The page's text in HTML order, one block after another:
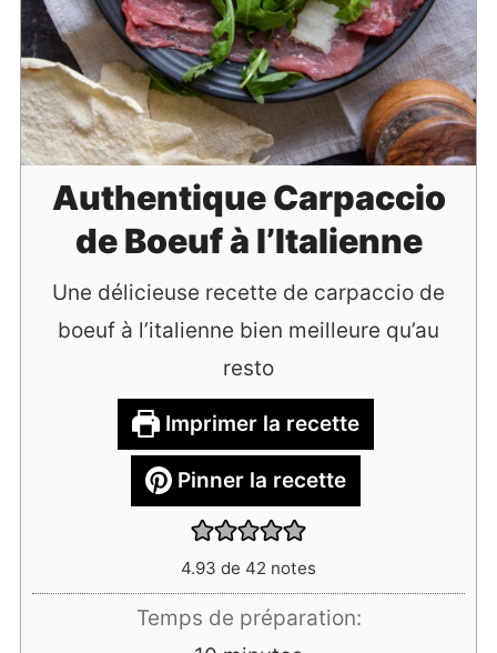
Authentique Carpaccio
de Boeuf à l’Italienne
Une délicieuse recette de carpaccio de
boeuf à l’italienne bien meilleure qu’au
resto
Imprimer la recette
Pinner la recette
4.93 de 42 notes
Temps de préparation: